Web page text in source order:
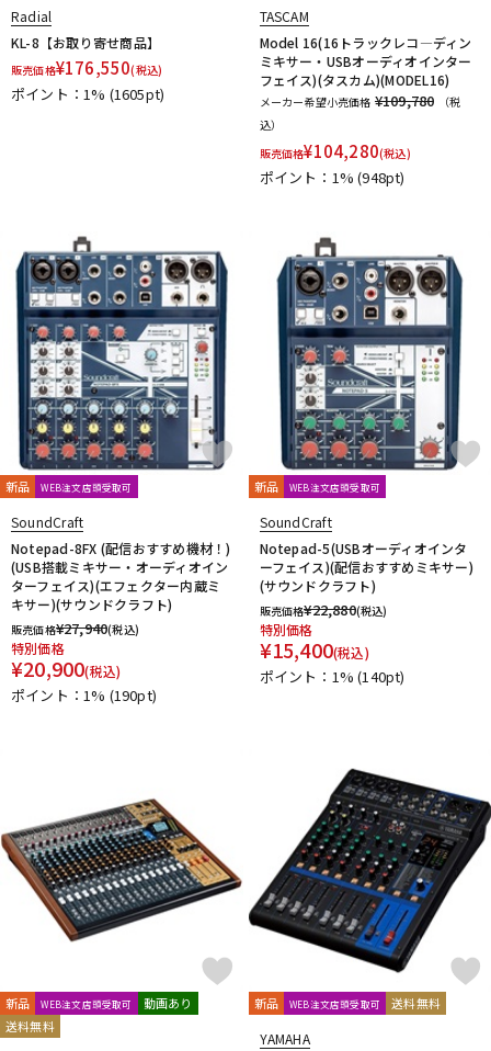
Radial
KL-8【お取り寄せ商品】
販売価格¥176,550(税込)
ポイント：1% (1605pt)
TASCAM
Model 16(16トラックレコ―ディン
ミキサー・USBオーディオインター
フェイス)(タスカム)(MODEL16)
メーカー希望小売価格 ¥109,780
（税
込）
販売価格¥104,280(税込)
ポイント：1%(948pt)
新品 WEB注文店頭受取可
SoundCraft
Notepad-8FX (配信おすすめ機材！)
(USB搭載ミキサー・オーディオイン
ターフェイス)(エフェクター内蔵ミ
キサー)(サウンドクラフト)
販売価格¥27,940(税込)
特別価格
¥20,900(税込)
ポイント：1% (190pt)
新品 WEB注文店頭受取可
SoundCraft
Notepad-5(USBオーディオインタ
ーフェイス)(配信おすすめミキサー)
(サウンドクラフト)
販売価格¥22,880(税込)
特別価格
¥15,400(税込)
ポイント：1%(140pt)
新品 WEB注文店頭受取可
動画あり
送料無料
新品 WEB注文店頭受取可 送料無料
YAMAHA